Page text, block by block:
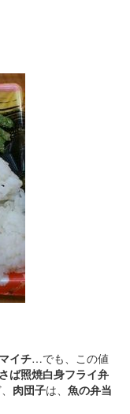
イチ…でも、この値
さば照焼白身フライ弁
肉団子は、 魚の弁当